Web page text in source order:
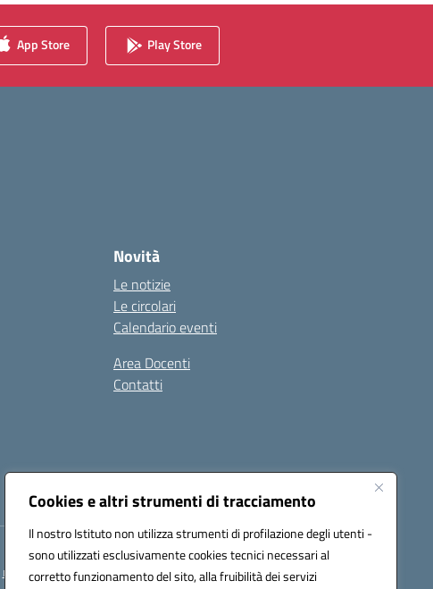
Cookies e altri strumenti di tracciamento
Il nostro Istituto non utilizza strumenti di profilazione degli utenti -
sono utilizzati esclusivamente cookies tecnici necessari al
corretto funzionamento del sito, alla fruibilità dei servizi
App Store Play Store
Novità
Le notizie
Le circolari
Calendario eventi
Area Docenti
Contatti
Seguici su:
naee10200g@pec.istruzione.it